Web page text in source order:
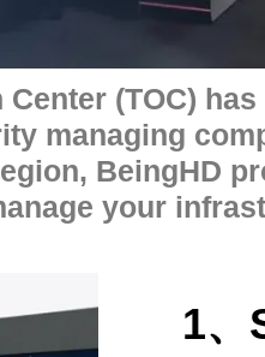
(TOC)
managing
BeingHD
your
1